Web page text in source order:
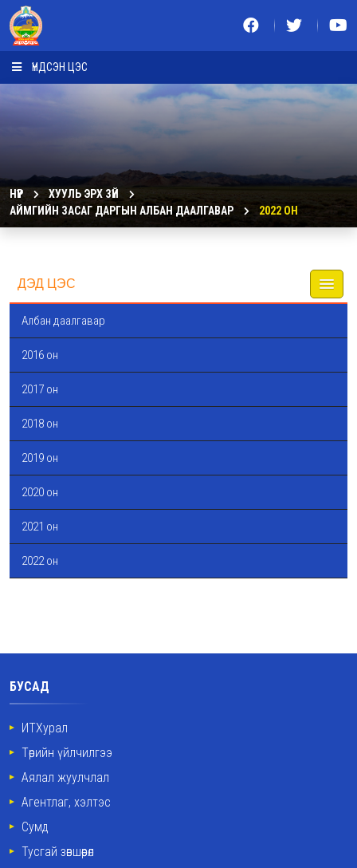
ҮНДСЭН ЦЭС
НҮҮР
ХУУЛЬ ЭРХ ЗҮЙ
АЙМГИЙН ЗАСАГ ДАРГЫН АЛБАН ДААЛГАВАР
2022 ОН
ДЭД ЦЭС
Албан даалгавар
2016 он
2017 он
2018 он
2019 он
2020 он
2021 он
2022 он
БУСАД
ИТХурал
Төрийн үйлчилгээ
Аялал жуулчлал
Агентлаг, хэлтэс
Сумд
Тусгай зөвшөөрөл